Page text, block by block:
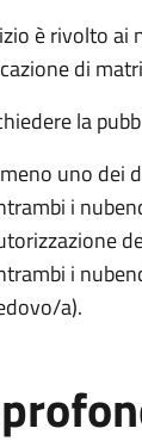
è rivolto ai
di
la
uno dei
i
i
a).